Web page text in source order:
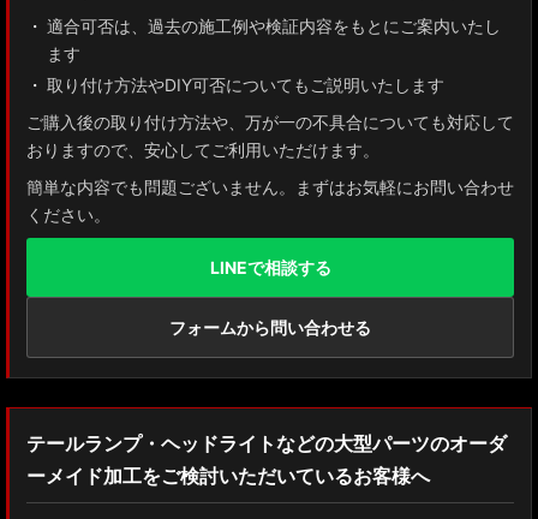
適合可否は、過去の施工例や検証内容をもとにご案内いたし
ます
取り付け方法やDIY可否についてもご説明いたします
ご購入後の取り付け方法や、万が一の不具合についても対応して
おりますので、安心してご利用いただけます。
簡単な内容でも問題ございません。まずはお気軽にお問い合わせ
ください。
LINEで相談する
フォームから問い合わせる
テールランプ・ヘッドライトなどの大型パーツのオーダ
ーメイド加工をご検討いただいているお客様へ